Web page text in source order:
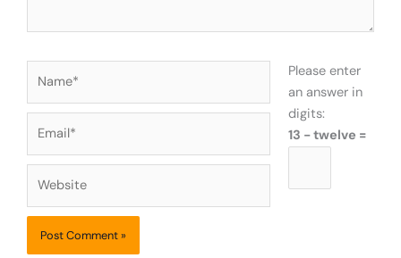
Please enter
an answer in
digits:
13 − twelve =